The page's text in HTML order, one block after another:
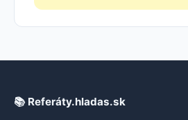
📚 Referáty.hladas.sk